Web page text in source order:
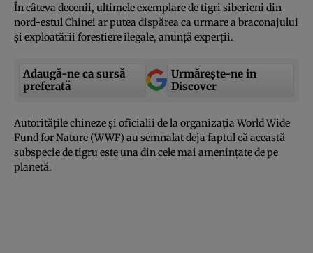
În câteva decenii, ultimele exemplare de tigri siberieni din
nord-estul Chinei ar putea dispărea ca urmare a braconajului
şi exploatării forestiere ilegale, anunţă experţii.
Adaugă-ne ca sursă
preferată
Urmărește-ne in
Discover
Autorităţile chineze şi oficialii de la organizaţia World Wide
Fund for Nature (WWF) au semnalat deja faptul că această
subspecie de tigru este una din cele mai ameninţate de pe
planetă.